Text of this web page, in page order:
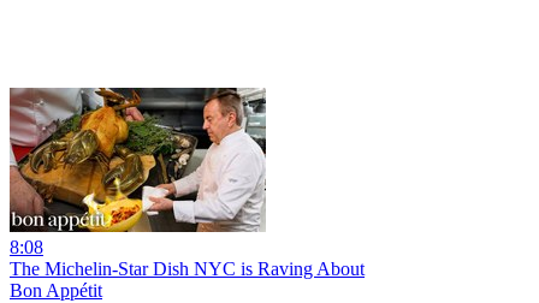
8:08
The Michelin-Star Dish NYC is Raving About
Bon Appétit